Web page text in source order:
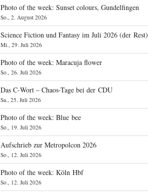
Photo of the week: Sunset colours, Gundelfingen
So., 2. August 2026
Science Fiction und Fantasy im Juli 2026 (der Rest)
Mi., 29. Juli 2026
Photo of the week: Maracuja flower
So., 26. Juli 2026
Das C‑Wort – Chaos-Tage bei der CDU
Sa., 25. Juli 2026
Photo of the week: Blue bee
So., 19. Juli 2026
Aufschrieb zur Metropolcon 2026
So., 12. Juli 2026
Photo of the week: Köln Hbf
So., 12. Juli 2026